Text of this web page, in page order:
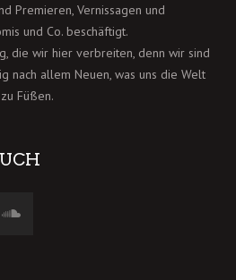
Premieren, Vernissagen und
und Co. beschäftigt.
die wir hier verbreiten, denn wir sind
nach allem Neuen, was uns die Welt
Füßen.